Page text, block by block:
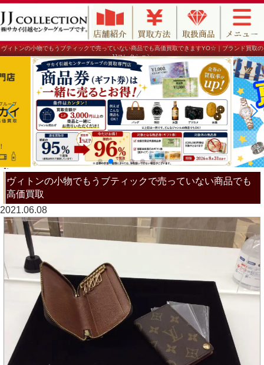
ヴィトンの小物でもうブティックで売っていない商品でも高価買取できますYO☆｜ブランド買取の
JJコレクション
ヴィトンの小物でもうブティックで売っていない商品でも
高価買取
2021.06.08